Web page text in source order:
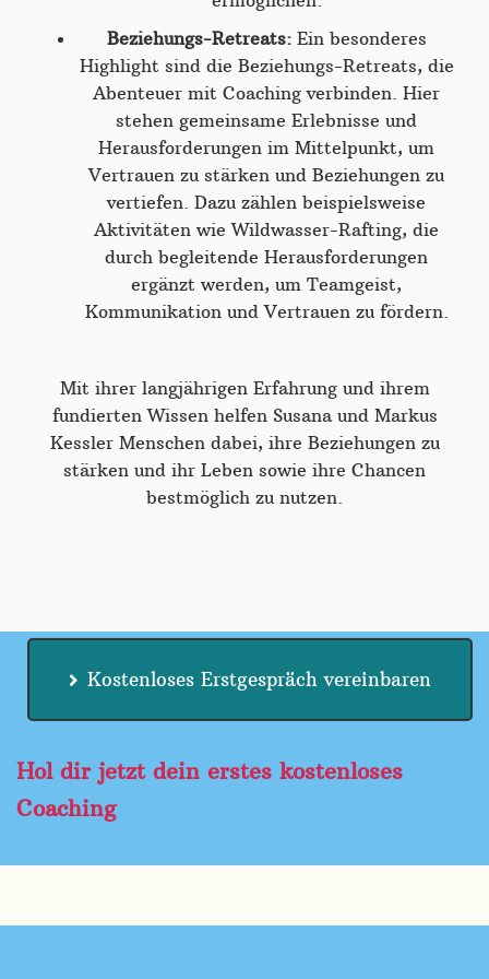
Beziehungs-Retreats:Ein besonderes
Highlight sind die Beziehungs-Retreats, die
Abenteuer mit Coaching verbinden. Hier
stehen gemeinsame Erlebnisse und
Herausforderungen im Mittelpunkt, um
Vertrauen zu stärken und Beziehungen zu
vertiefen. Dazu zählen beispielsweise
Aktivitäten wie Wildwasser-Rafting, die
durch begleitende Herausforderungen
ergänzt werden, um Teamgeist,
Kommunikation und Vertrauen zu fördern.
Mit ihrer langjährigen Erfahrung und ihrem
fundierten Wissen helfen Susana und Markus
Kessler Menschen dabei, ihre Beziehungen zu
stärken und ihr Leben sowie ihre Chancen
bestmöglich zu nutzen.
Hol dir jetzt dein erstes kostenloses
Coaching